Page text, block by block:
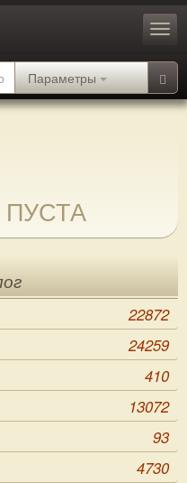
Параметры
22872
24259
410
13072
93
4730